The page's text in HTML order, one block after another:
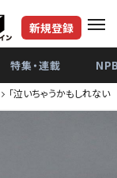
新規登録
特集・連載
「泣いちゃうかもしれな